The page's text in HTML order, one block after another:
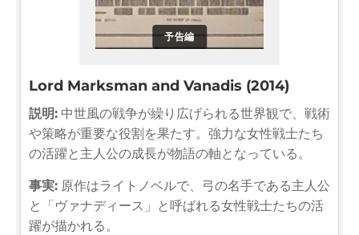
予告編
Lord Marksman and Vanadis (2014)
説明: 中世風の戦争が繰り広げられる世界観で、戦術
や策略が重要な役割を果たす。強力な女性戦士たち
の活躍と主人公の成長が物語の軸となっている。
事実: 原作はライトノベルで、弓の名手である主人公
と「ヴァナディース」と呼ばれる女性戦士たちの活
躍が描かれる。